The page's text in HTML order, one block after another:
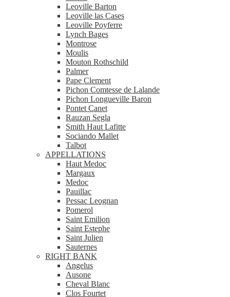
Leoville Barton
Leoville las Cases
Leoville Poyferre
Lynch Bages
Montrose
Moulis
Mouton Rothschild
Palmer
Pape Clement
Pichon Comtesse de Lalande
Pichon Longueville Baron
Pontet Canet
Rauzan Segla
Smith Haut Lafitte
Sociando Mallet
Talbot
APPELLATIONS
Haut Medoc
Margaux
Medoc
Pauillac
Pessac Leognan
Pomerol
Saint Emilion
Saint Estephe
Saint Julien
Sauternes
RIGHT BANK
Angelus
Ausone
Cheval Blanc
Clos Fourtet